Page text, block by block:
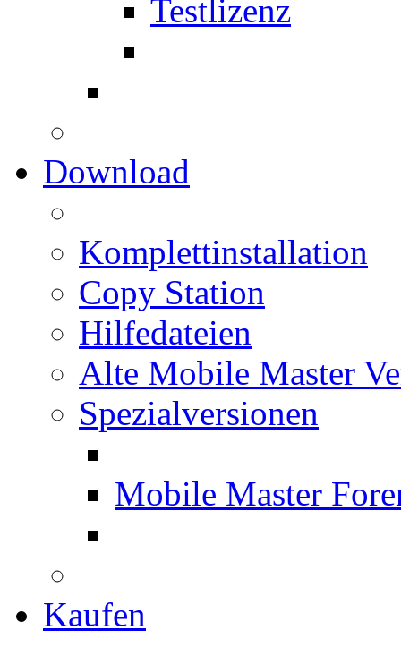
Testlizenz
Download
Komplettinstallation
Copy Station
Hilfedateien
Alte Mobile Master
Spezialversionen
Mobile Master
Kaufen